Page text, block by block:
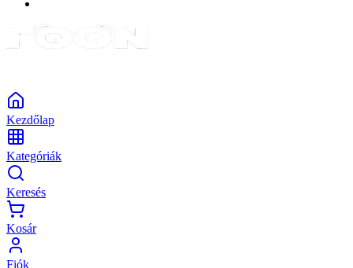
Kezdőlap
Kategóriák
Keresés
Kosár
Fiók